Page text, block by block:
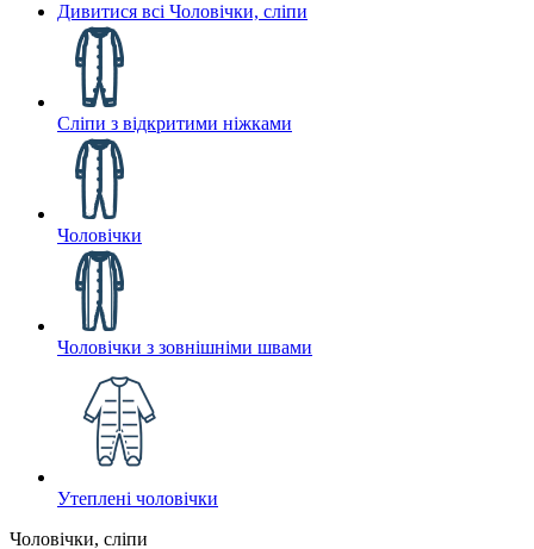
Дивитися всі Чоловічки, сліпи
Сліпи з відкритими ніжками
Чоловічки
Чоловічки з зовнішніми швами
Утеплені чоловічки
Чоловічки, сліпи